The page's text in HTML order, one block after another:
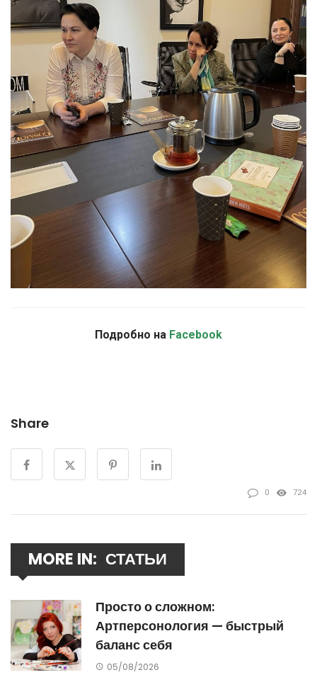
Подробно на Facebook
Share
0 724
MORE IN: СТАТЬИ
Просто о сложном:
Артперсонология — быстрый
баланс себя
05/08/2026